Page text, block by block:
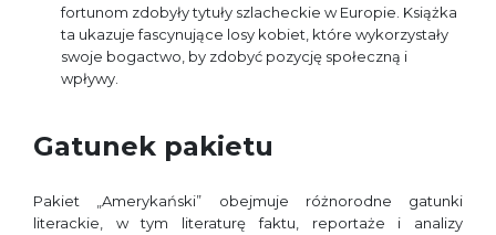
fortunom zdobyły tytuły szlacheckie w Europie. Książka
ta ukazuje fascynujące losy kobiet, które wykorzystały
swoje bogactwo, by zdobyć pozycję społeczną i
wpływy.
Gatunek pakietu
Pakiet „Amerykański” obejmuje różnorodne gatunki
literackie, w tym literaturę faktu, reportaże i analizy